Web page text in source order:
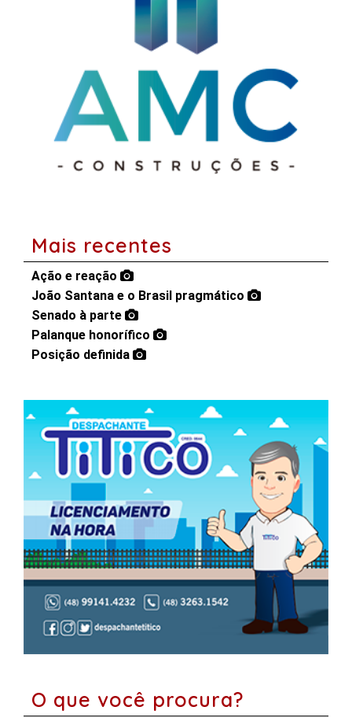
Mais recentes
Ação e reação
João Santana e o Brasil pragmático
Senado à parte
Palanque honorífico
Posição definida
O que você procura?